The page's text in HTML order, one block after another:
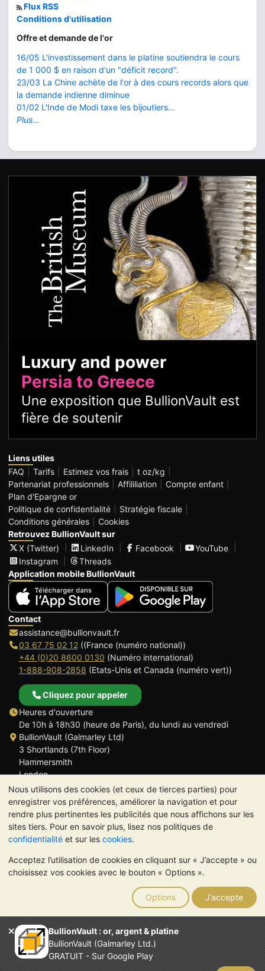
Nous utilisons des cookies (et ceux de tierces parties) pour
enregistrer vos préférences, améliorer la navigation et pour
rendre plus pertinentes les publicités que nous affichons sur les
sites tiers. Pour en savoir plus, lisez nos politiques de
confidentialité et sur les cookies.
Acceptez l’utilisation de cookies en cliquant sur « J’accepte » ou
choisissez vos cookies avec le bouton « Options ».
Options J’accepte
BullionVault : or, argent & platine
BullionVault (Galmarley Ltd.)
GRATUIT - Sur Google Play
Flux RSS
Conditions d'utilisation
Offre et demande de l'or
16/05 L'investissement dans le platine soutiendra le cours
de 1 000 $ en raison d'un "déficit record".
23/03 La Chine achète de l'or à des cours records alors que
la demande indienne diminue
01/02 L'Inde de Modi taxe les bijoutiers...
Plus...
Luxury and power
Persia to Greece
Une exposition que BullionVault est
fière de soutenir
Liens utiles
FAQ
Tarifs Estimez vos frais
t oz/kg
Partenariat professionnels
Affililiation
Compte enfant
Plan d'Epargne or
Politique de confidentialité
Stratégie fiscale
Conditions générales
Cookies
Retrouvez BullionVault sur
X (Twitter)
LinkedIn Facebook
YouTube
Instagram
Threads
Application mobile BullionVault
Contact
assistance@bullionvault.fr
03 67 75 02 12((France (numéro national))
+44 (0)20 8600 0130 (Numéro international)
1-888-908-2858 (Etats-Unis et Canada (numéro vert))
Cliquez pour appeler
Heures d'ouverture
De 10h à 18h30 (heure de Paris), du lundi au vendredi
BullionVault (Galmarley Ltd)
3 Shortlands (7th Floor)
Hammersmith
London
W6 8DA
ROYAUME UNI
TrustScore 4.6 | 534 avis
VEUILLEZ NOTER: La valeur des métaux précieux peut aussi
bien baisser qu'augmenter. Les tendances historiques ne
garantissent pas l'évolution future des cours. Rien sur les sites
Internet de BullionVault ou dans ses communications ne
constitue un conseil en investissement. Demander l'avis d'un
professionnel est à envisager pour déterminer si la possession
de métaux précieux vous convient.
Entreprise enregistrée en Grande-Bretagne (numéro 4943684)